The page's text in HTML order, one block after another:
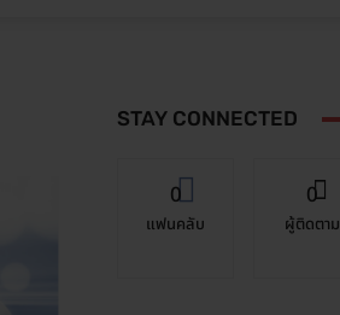
STAY CONNECTED
0
แฟนคลับ
0
ผู้ติดตาม